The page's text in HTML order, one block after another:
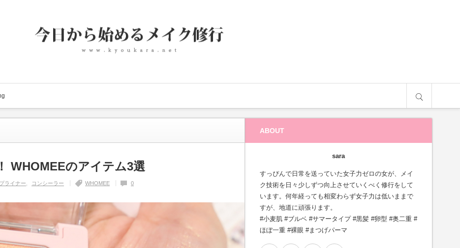
WHOMEEのアイテム3選
ライナー コンシーラー WHOMEE 0
ABOUT
sara
すっぴんで日常を送っていた女子力ゼロの女が、メイ
ク技術を日々少しずつ向上させていくべく修行をして
います。何年経っても相変わらず女子力は低いままで
すが、地道に頑張ります。
#小麦肌 #ブルベ #サマータイプ #黒髪 #卵型 #奥二重 #
ほぼ一重 #裸眼 #まつげパーマ